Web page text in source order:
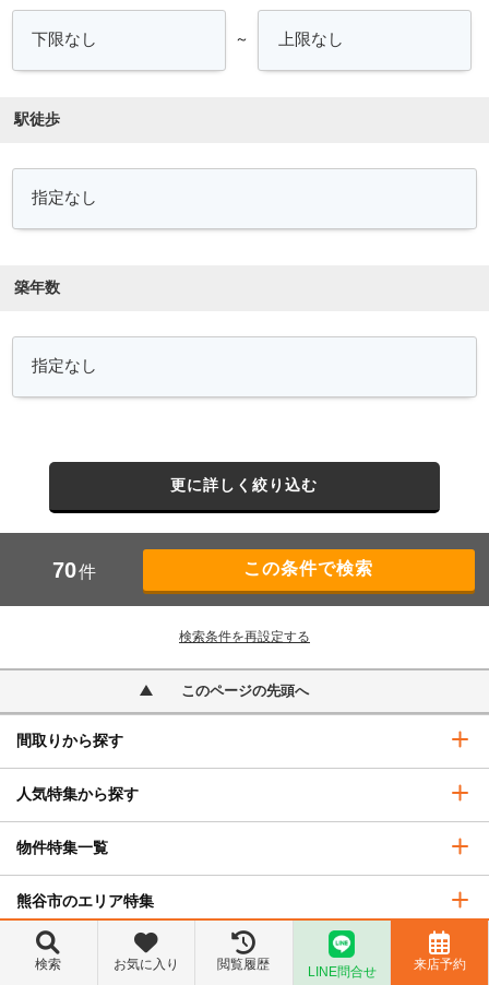
～
駅徒歩
築年数
更に詳しく絞り込む
70件
検索条件を再設定する
このページの先頭へ
間取りから探す
人気特集から探す
物件特集一覧
熊谷市のエリア特集
賃貸について知る
検索 お気に入り 閲覧履歴 LINE問合せ 来店予約